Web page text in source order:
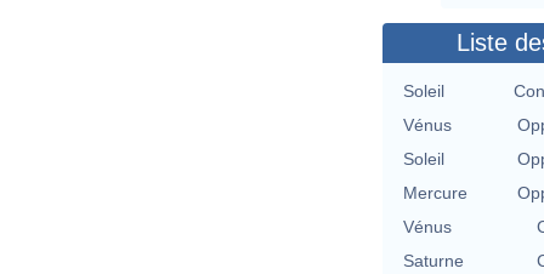
Liste
Soleil
Vénus
Soleil
Mercure
Vénus
Saturne